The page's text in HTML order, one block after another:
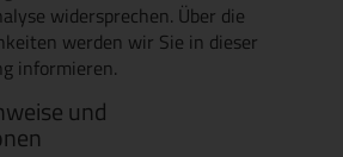
widersprechen. Über die
werden wir Sie in dieser
informieren.
und